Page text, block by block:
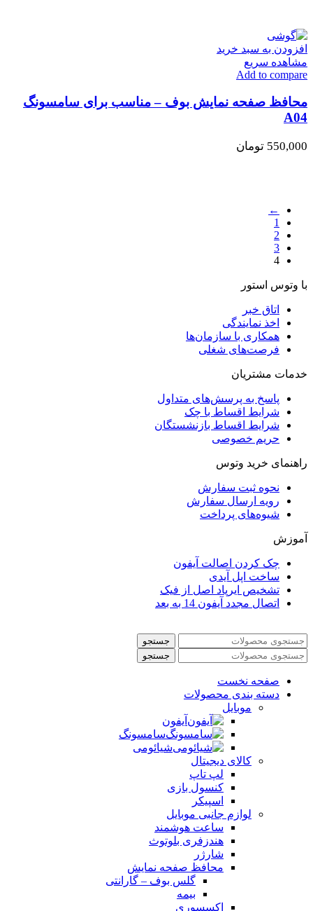
افزودن به سبد خرید
مشاهده سریع
Add to compare
محافظ صفحه نمایش بوف – مناسب برای سامسونگ
A04
550,000 تومان
←
1
2
3
4
با وتوس استور
اتاق خبر
اخذ نمایندگی
همکاری با سازمان‌ها
فرصت‌های شغلی
خدمات مشتریان
پاسخ به پرسش‌های متداول
شرایط اقساط با چک
شرایط اقساط بازنشستگان
حریم خصوصی
راهنمای خرید وتوس
نحوه ثبت سفارش
رویه ارسال سفارش
شیوه‌های پرداخت
آموزش
چک کردن اصالت آیفون
ساخت اپل آیدی
تشخیص ایرپاد اصل از فیک
اتصال مجدد آیفون 14 به بعد
جستجو
جستجو
صفحه نخست
دسته بندی محصولات
موبایل
آیفون
سامسونگ
شیائومی
کالای دیجیتال
لپ تاپ
کنسول بازی
اسپیکر
لوازم جانبی موبایل
ساعت هوشمند
هندزفری بلوتوث
شارژر
محافظ صفحه نمایش
گلس بوف – گارانتی
بیمه
اکسسوری